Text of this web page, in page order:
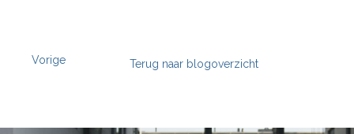
Vorige Terug naar blogoverzicht